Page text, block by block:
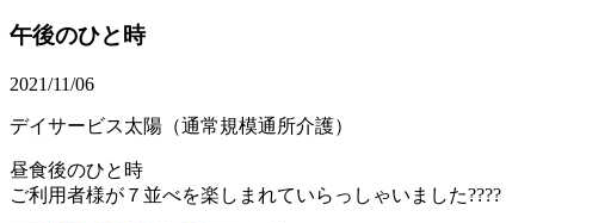
午後のひと時
2021/11/06
デイサービス太陽（通常規模通所介護）
昼食後のひと時
ご利用者様が７並べを楽しまれていらっしゃいました????